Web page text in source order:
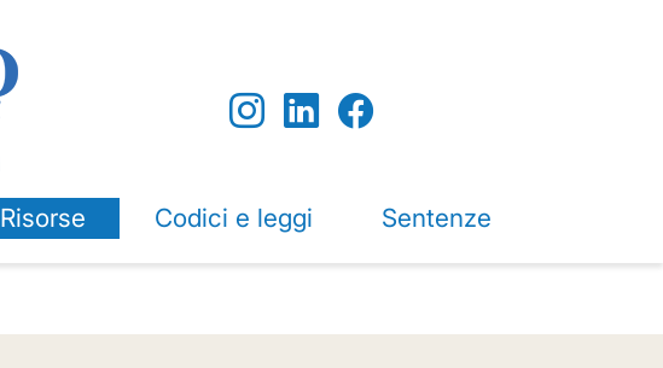
Risorse Codici e leggi Sentenze